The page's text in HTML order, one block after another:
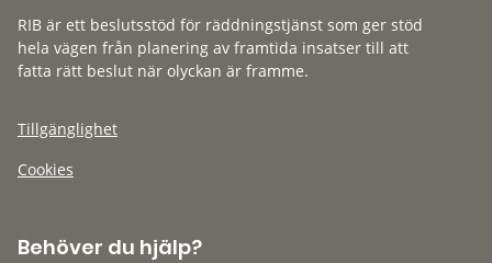
RIB är ett beslutsstöd för räddningstjänst som ger stöd
hela vägen från planering av framtida insatser till att
fatta rätt beslut när olyckan är framme.
Tillgänglighet
Cookies
Behöver du hjälp?